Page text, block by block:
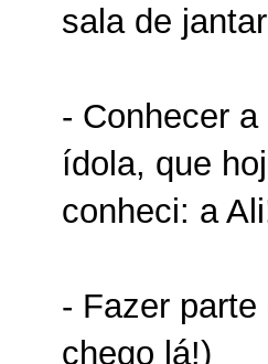
sala de
- Conhecer
ídola, que
conheci: a
- Fazer
chego lá!)